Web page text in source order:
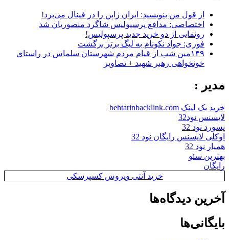
از قول من بنویسید: ایران ژاپن را در فینال می‌برد!
اختصاصی: مدافع پرسپولیس شاگرد منصوریان شد
رونمایی از دو خرید جدید پرسپولیس!
فوری: جواد نکونام به لیگ برتر برگشت
۱۴۹مین شب از قیام مردم شهرستان سلماس در راستای
خونخواهی رهبر شهید + تصاویر
مدیر :
خرید بک لینک behtarinbacklink.com
لایسنس نود32
پسورد نود 32
اوکلی لایسنس رایگان نود 32
همیار نود 32
بهترین سئو
رایگان
خرید آنتی ویروس کسپرسکی
آخرین دیدگاه‌ها
بایگانی‌ها